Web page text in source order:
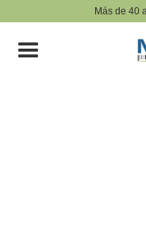
Más de 40